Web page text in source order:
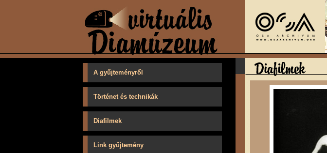
A gyűjteményről
Történet és technikák
Diafilmek
Link gyűjtemény